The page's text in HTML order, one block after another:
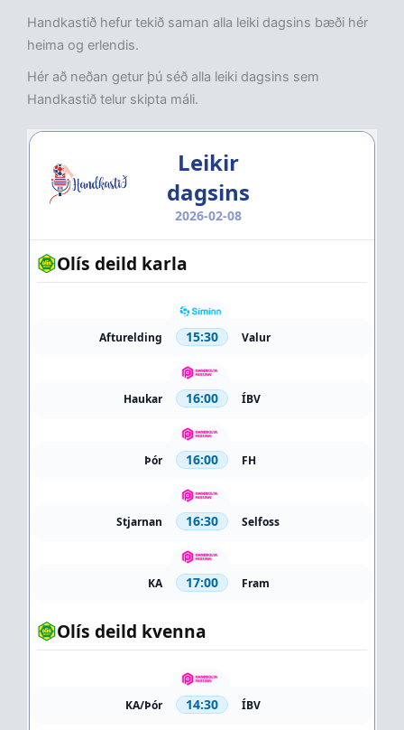
Handkastið hefur tekið saman alla leiki dagsins bæði hér
heima og erlendis.
Hér að neðan getur þú séð alla leiki dagsins sem
Handkastið telur skipta máli.